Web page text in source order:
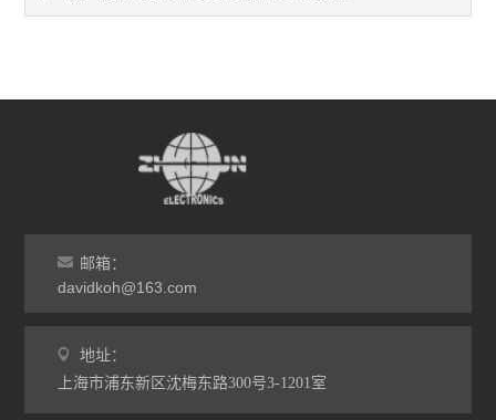
邮箱：
davidkoh@163.com
地址：
上海市浦东新区沈梅东路300号3-1201室